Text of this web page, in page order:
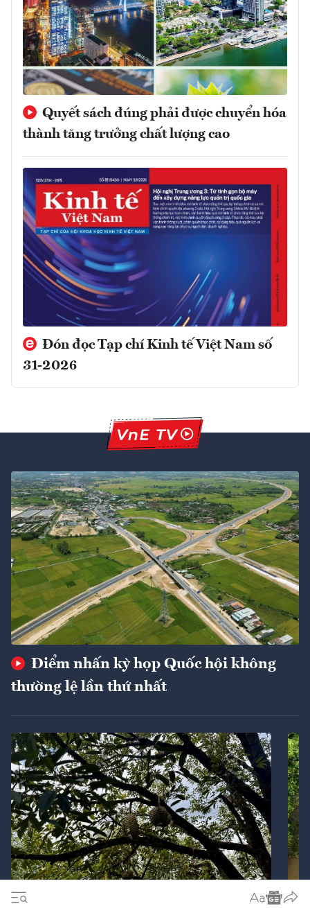
Quyết sách đúng phải được chuyển hóa
thành tăng trưởng chất lượng cao
Đón đọc Tạp chí Kinh tế Việt Nam số
31-2026
Điểm nhấn kỳ họp Quốc hội không
thường lệ lần thứ nhất
Ba giải pháp chiến lược nhằm cán mốc